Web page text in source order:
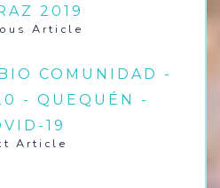
2019
Article
COMUNIDAD -
- QUEQUÉN -
19
Article